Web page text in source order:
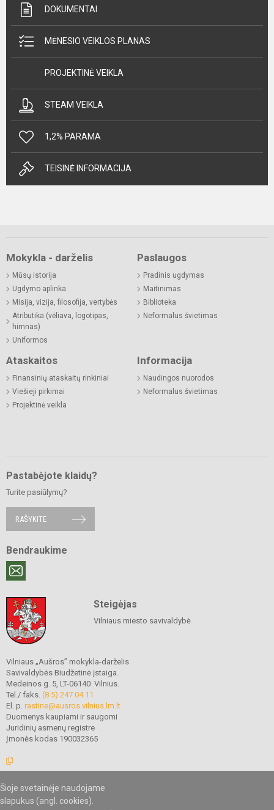
Šioje svetainėje naudojame
slapukus (angl. cookies).
DOKUMENTAI
MĖNESIO VEIKLOS PLANAS
PROJEKTINĖ VEIKLA
STEAM VEIKLA
1,2% PARAMA
TEISINĖ INFORMACIJA
Mokykla - darželis
Mūsų istorija
Ugdymo aplinka
Misija, vizija, filosofija, vertybės
Atributika (vėliava, logotipas,
himnas)
Uniformos
Paslaugos
Pradinis ugdymas
Maitinimas
Biblioteka
Neformalus švietimas
Ataskaitos
Finansinių ataskaitų rinkiniai
Viešieji pirkimai
Projektinė veikla
Informacija
Naudingos nuorodos
Neformalus švietimas
Pastabėjote klaidų?
Turite pasiūlymų?
RAŠYKITE
Bendraukime
Steigėjas
Vilniaus miesto savivaldybė
Vilniaus „Aušros” mokykla-darželis
Savivaldybės Biudžetinė įstaiga.
Medeinos g. 5, LT-06140 Vilnius.
Tel./ faks. (8 5) 247 04 11
El. p. rastine@ausros.vilnius.lm.lt
Duomenys kaupiami ir saugomi
Juridinių asmenų registre
Įmonės kodas 190032365
© 2019. Vilniaus „Aušros” mokykla-darželis. Visos teisės saugomos.
Kopijuoti turinį be raštiško mokyklos administracijos sutikimo griežtai